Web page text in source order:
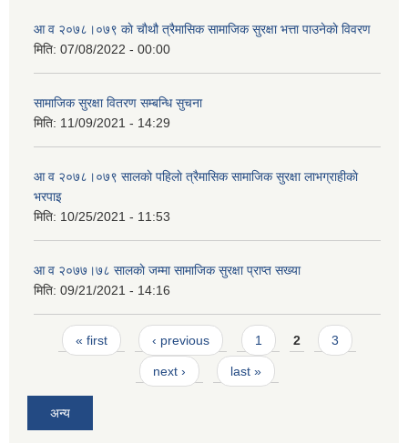
आ व २०७८।०७९ काे चाैथौ त्रैमासिक सामाजिक सुरक्षा भत्ता पाउनेकाे विवरण
मिति: 07/08/2022 - 00:00
सामाजिक सुरक्षा वितरण सम्बन्धि सुचना
मिति: 11/09/2021 - 14:29
आ व २०७८।०७९ सालकाे पहिलाे त्रैमासिक सामाजिक सुरक्षा लाभग्राहीकाे
भरपाइ
मिति: 10/25/2021 - 11:53
आ व २०७७।७८ सालकाे जम्मा सामाजिक सुरक्षा प्राप्त सख्या
मिति: 09/21/2021 - 14:16
Pages
« first ‹ previous 1 2 3
next › last »
अन्य